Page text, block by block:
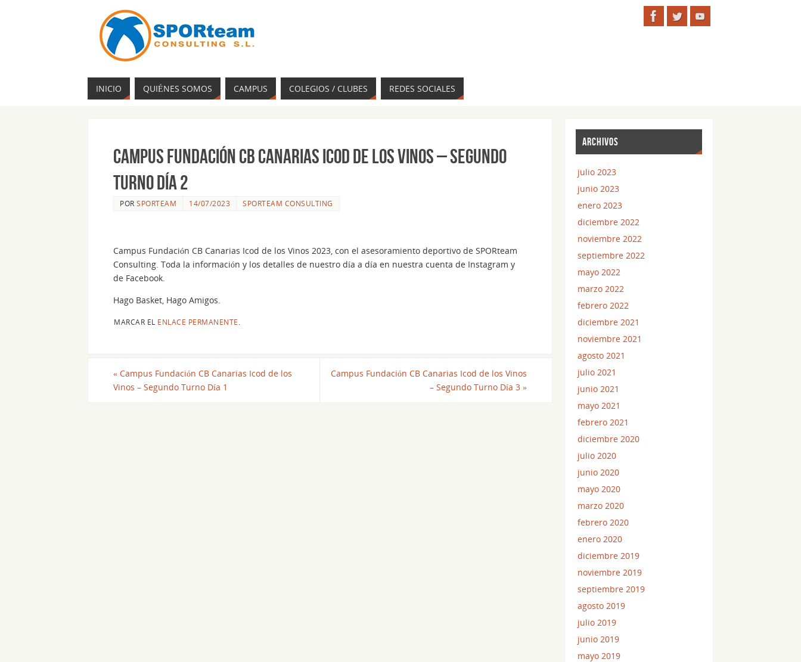
INICIO QUIÉNES SOMOS CAMPUS COLEGIOS / CLUBES REDES SOCIALES
Campus Fundación CB Canarias Icod de los Vinos – Segundo
Turno Día 2
POR SPORTEAM 14/07/2023 SPORTEAM CONSULTING
Campus Fundación CB Canarias Icod de los Vinos 2023, con el asesoramiento deportivo de SPORteam
Consulting. Toda la información y los detalles de nuestro día a día en nuestra cuenta de Instagram y
de Facebook.
Hago Basket, Hago Amigos.
MARCAR EL ENLACE PERMANENTE
« Campus Fundación CB Canarias Icod de los
Vinos – Segundo Turno Día 1
Campus Fundación CB Canarias Icod de los Vinos
– Segundo Turno Día 3 »
ARCHIVOS
julio 2023
junio 2023
enero 2023
diciembre 2022
noviembre 2022
septiembre 2022
mayo 2022
marzo 2022
febrero 2022
diciembre 2021
noviembre 2021
agosto 2021
julio 2021
junio 2021
mayo 2021
febrero 2021
diciembre 2020
julio 2020
junio 2020
mayo 2020
marzo 2020
febrero 2020
enero 2020
diciembre 2019
noviembre 2019
septiembre 2019
agosto 2019
julio 2019
junio 2019
mayo 2019